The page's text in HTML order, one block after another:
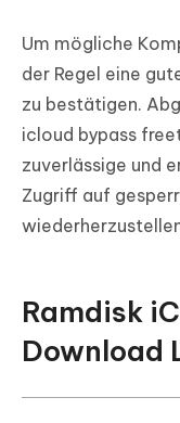
Um mögliche
der Regel eine
zu bestätigen.
icloud bypass
zuverlässige und
Zugriff auf
Ramdisk
Download